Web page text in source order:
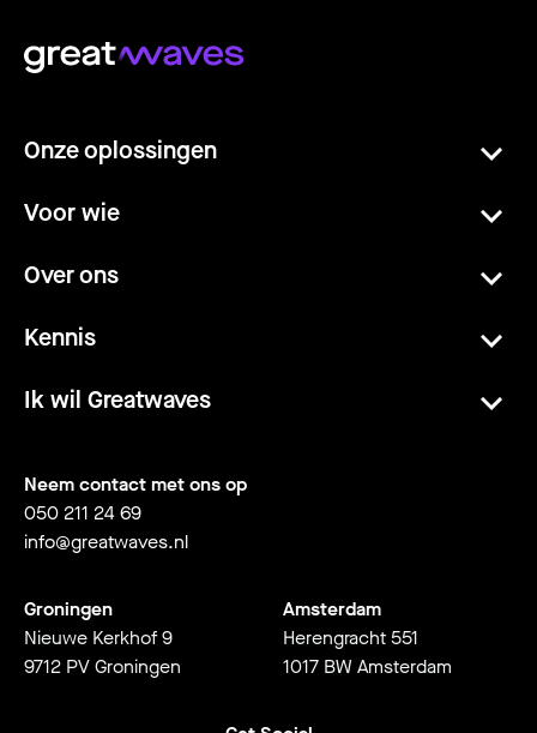
Onze oplossingen
Voor wie
Over ons
Kennis
Ik wil Greatwaves
Neem contact met ons op
050 211 24 69
info@greatwaves.nl
Groningen
Nieuwe Kerkhof 9
9712 PV Groningen
Amsterdam
Herengracht 551
1017 BW Amsterdam